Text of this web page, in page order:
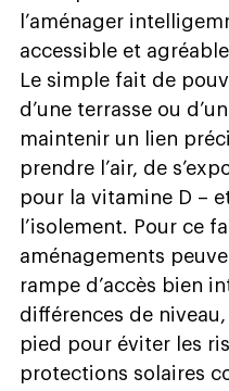
l’aménager
accessible et
Le simple fait de
d’une terrasse ou
maintenir un lien
prendre l’air, de
pour la vitamine D –
l’isolement. Pour ce
aménagements
rampe d’accès bien
différences de
pied pour éviter les
protections solaires